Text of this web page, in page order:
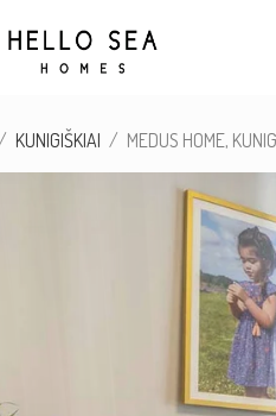
KUNIGIŠKIAI MEDUS HOME,